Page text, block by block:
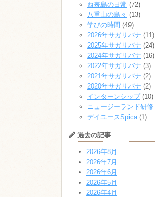
西表島の日常 (72)
八重山の島々 (13)
学びの時間 (49)
2026年サガリバナ (11)
2025年サガリバナ (24)
2024年サガリバナ (16)
2022年サガリバナ (3)
2021年サガリバナ (2)
2020年サガリバナ (2)
インターンシップ(10)
ニュージーランド研修
デイユースSpica(1)
過去の記事
2026年8月
2026年7月
2026年6月
2026年5月
2026年4月